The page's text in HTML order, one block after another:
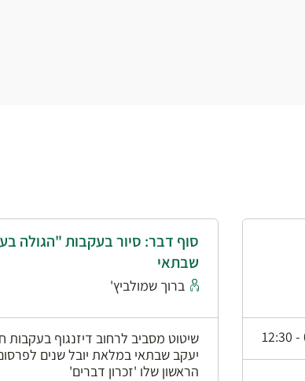
סוף דבר: סיור בעקבות "הגולה
שבתאי
ברוך שמולביץ'
שיטוט מסביב לרחוב דיזנגוף בעקבות
יעקב שבתאי במלאת יובל שנים
הראשון שלו 'זכרון דברים'